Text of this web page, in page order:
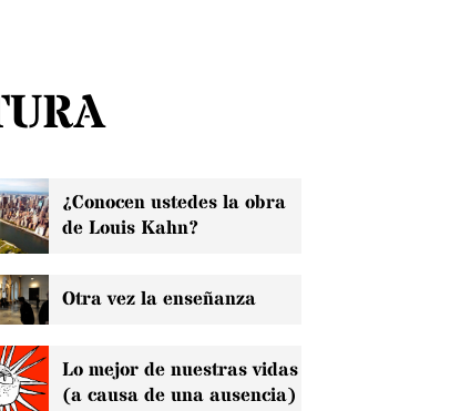
¿Conocen ustedes la obra
de Louis Kahn?
Otra vez la enseñanza
Lo mejor de nuestras vidas
(a causa de una ausencia)